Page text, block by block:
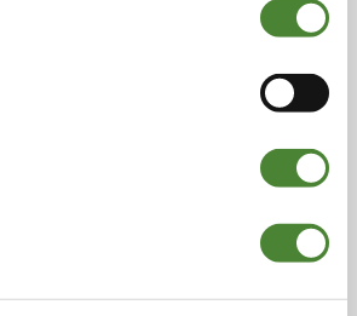
Webseite weiterhin nutzen.
Aknenarben im Gesicht und am
HAUTVERÄNDERUNGEN
Alterswarzen und Keratosen
Virus- bzw. Dornwarzen der